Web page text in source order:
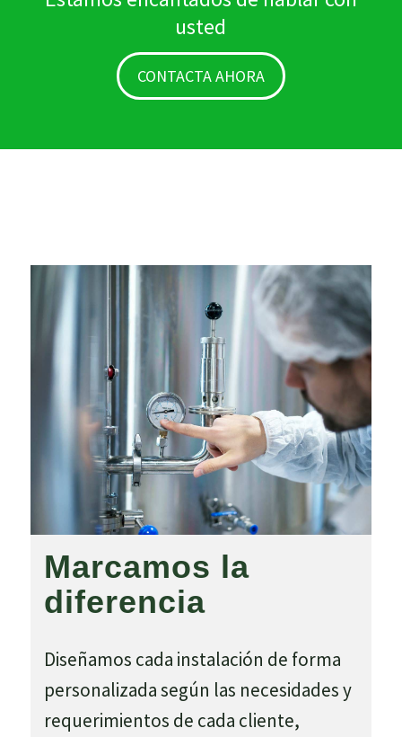
usted
CONTACTA AHORA
Marcamos la
diferencia
Diseñamos cada instalación de forma
personalizada según las necesidades y
requerimientos de cada cliente,